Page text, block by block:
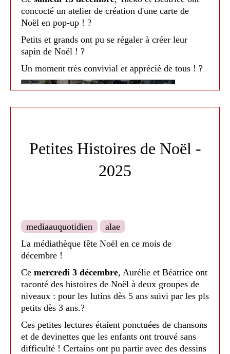
concocté un atelier de création d'une carte de
Noël en pop-up ! ?
Petits et grands ont pu se régaler à créer leur
sapin de Noël ! ?
Un moment très convivial et apprécié de tous ! ?
Médiathèque de Nailloux - 2025
Petites Histoires de Noël -
2025
mediaauquotidien
alae
La médiathèque fête Noël en ce mois de
décembre !
Ce mercredi 3 décembre, Aurélie et Béatrice ont
raconté des histoires de Noël à deux groupes de
niveaux : pour les lutins dès 5 ans suivi par les pls
petits dès 3 ans.?
Ces petites lectures étaient ponctuées de chansons
et de devinettes que les enfants ont trouvé sans
difficulté ! Certains ont pu partir avec des dessins